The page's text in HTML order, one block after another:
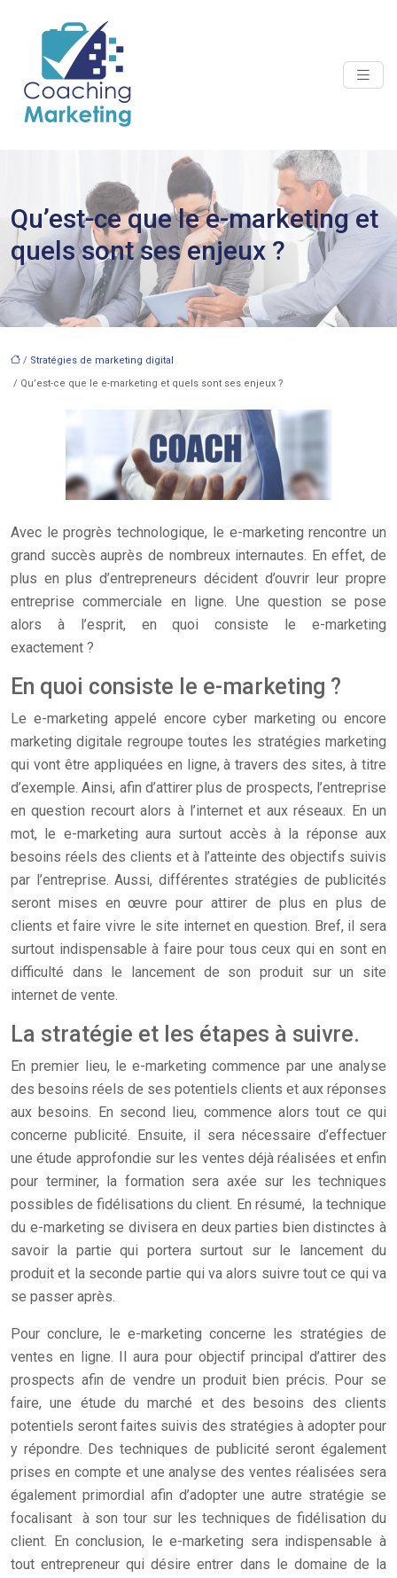
Qu’est-ce que le e-marketing et
quels sont ses enjeux ?
/ Stratégies de marketing digital
/ Qu’est-ce que le e-marketing et quels sont ses enjeux ?
Avec le progrès technologique, le e-marketing rencontre un
grand succès auprès de nombreux internautes. En effet, de
plus en plus d’entrepreneurs décident d’ouvrir leur propre
entreprise commerciale en ligne. Une question se pose
alors à l’esprit, en quoi consiste le e-marketing
exactement ?
En quoi consiste le e-marketing ?
Le e-marketing appelé encore cyber marketing ou encore
marketing digitale regroupe toutes les stratégies marketing
qui vont être appliquées en ligne, à travers des sites, à titre
d’exemple. Ainsi, afin d’attirer plus de prospects, l’entreprise
en question recourt alors à l’internet et aux réseaux. En un
mot, le e-marketing aura surtout accès à la réponse aux
besoins réels des clients et à l’atteinte des objectifs suivis
par l’entreprise. Aussi, différentes stratégies de publicités
seront mises en œuvre pour attirer de plus en plus de
clients et faire vivre le site internet en question. Bref, il sera
surtout indispensable à faire pour tous ceux qui en sont en
difficulté dans le lancement de son produit sur un site
internet de vente.
La stratégie et les étapes à suivre.
En premier lieu, le e-marketing commence par une analyse
des besoins réels de ses potentiels clients et aux réponses
aux besoins. En second lieu, commence alors tout ce qui
concerne publicité. Ensuite, il sera nécessaire d’effectuer
une étude approfondie sur les ventes déjà réalisées et enfin
pour terminer, la formation sera axée sur les techniques
possibles de fidélisations du client. En résumé, la technique
du e-marketing se divisera en deux parties bien distinctes à
savoir la partie qui portera surtout sur le lancement du
produit et la seconde partie qui va alors suivre tout ce qui va
se passer après.
Pour conclure, le e-marketing concerne les stratégies de
ventes en ligne. Il aura pour objectif principal d’attirer des
prospects afin de vendre un produit bien précis. Pour se
faire, une étude du marché et des besoins des clients
potentiels seront faites suivis des stratégies à adopter pour
y répondre. Des techniques de publicité seront également
prises en compte et une analyse des ventes réalisées sera
également primordial afin d’adopter une autre stratégie se
focalisant à son tour sur les techniques de fidélisation du
client. En conclusion, le e-marketing sera indispensable à
tout entrepreneur qui désire entrer dans le domaine de la